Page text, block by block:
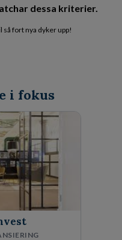
dessa kriterier.
så fort nya dyker upp!
i fokus